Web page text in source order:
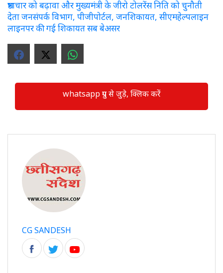
भ्रष्टाचार को बढ़ावा और मुख्यमंत्री के जीरो टोलरेंस निति को चुनौती
देता जनसंपर्क विभाग, पीजीपोर्टल, जनशिकायत, सीएमहेल्पलाइन
लाइनपर की गई शिकायत सब बेअसर
whatsapp ग्रुप से जुड़े, क्लिक करें
CG SANDESH